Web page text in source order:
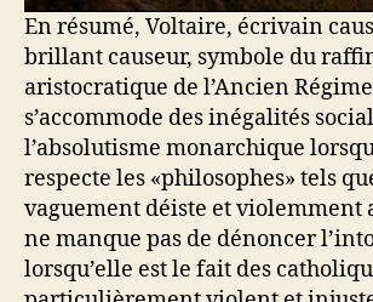
En résumé, Voltaire, écrivain
brillant causeur, symbole du
aristocratique de l’Ancien
s’accommode des inégalités
l’absolutisme monarchique
respecte les «philosophes» tels
vaguement déiste et violemment
ne manque pas de dénoncer
lorsqu’elle est le fait des